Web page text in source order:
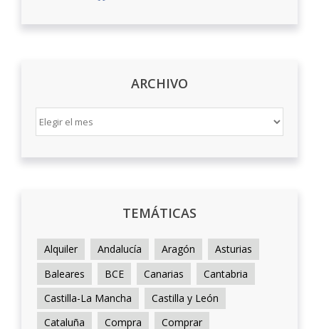
ARCHIVO
ARCHIVO
TEMÁTICAS
Alquiler Andalucía Aragón
Asturias
Baleares
BCE Canarias
Cantabria
Castilla-La Mancha
Castilla y León
Cataluña
Compra
Comprar